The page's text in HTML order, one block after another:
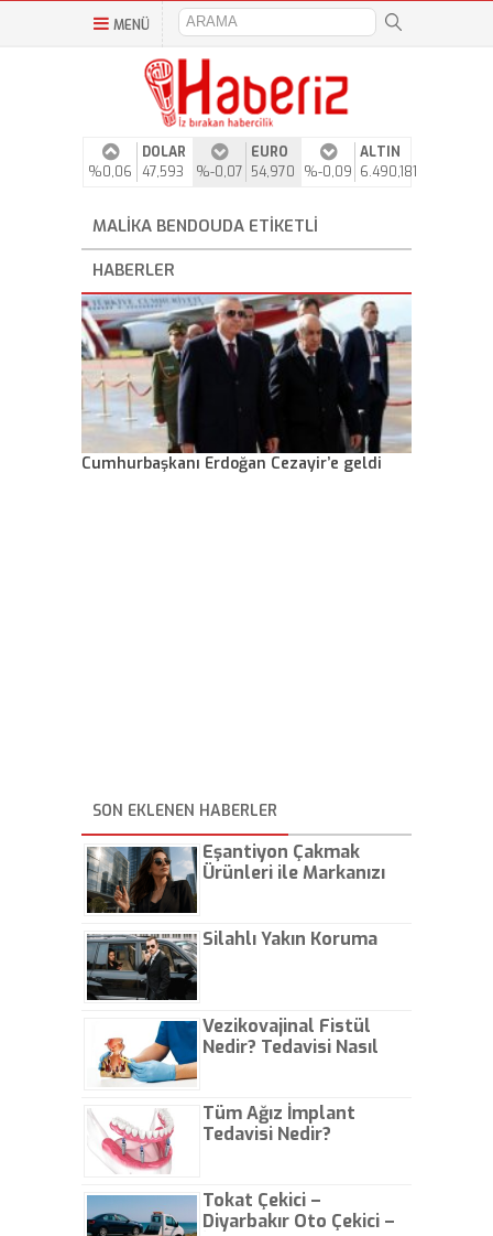
MENÜ
%0,06
DOLAR
47,593
%-0,07
EURO
54,970
%-0,09
ALTIN
6.490,181
MALIKA BENDOUDA ETIKETLI
HABERLER
Cumhurbaşkanı Erdoğan Cezayir’e geldi
SON EKLENEN HABERLER
Eşantiyon Çakmak
Ürünleri ile Markanızı
Silahlı Yakın Koruma
Vezikovajinal Fistül
Nedir? Tedavisi Nasıl
Tüm Ağız İmplant
Tedavisi Nedir?
Tokat Çekici –
Diyarbakır Oto Çekici –